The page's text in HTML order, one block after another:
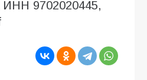
ИНН 9702020445,